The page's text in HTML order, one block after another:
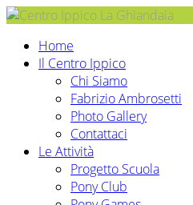
Home
Il Centro Ippico
Chi Siamo
Fabrizio Ambrosetti
Photo Gallery
Contattaci
Le Attività
Progetto Scuola
Pony Club